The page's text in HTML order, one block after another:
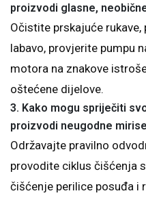
proizvodi glasne,
Očistite prskajuće
labavo, provjerite pumpu
motora na znakove
oštećene dijelove.
3. Kako mogu spriječiti
proizvodi neugodne
Održavajte pravilno
provodite ciklus čišćenja
čišćenje perilice posuđa i